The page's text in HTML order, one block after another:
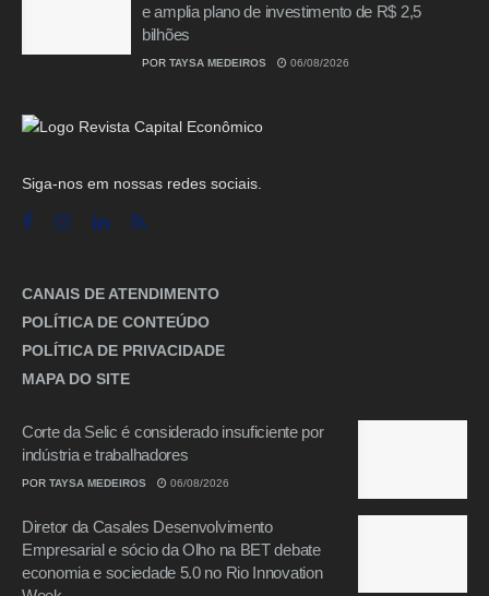
e amplia plano de investimento de R$ 2,5
bilhões
POR TAYSA MEDEIROS 06/08/2026
Siga-nos em nossas redes sociais.
CANAIS DE ATENDIMENTO
POLÍTICA DE CONTEÚDO
POLÍTICA DE PRIVACIDADE
MAPA DO SITE
Corte da Selic é considerado insuficiente por
indústria e trabalhadores
POR TAYSA MEDEIROS 06/08/2026
Diretor da Casales Desenvolvimento
Empresarial e sócio da Olho na BET debate
economia e sociedade 5.0 no Rio Innovation